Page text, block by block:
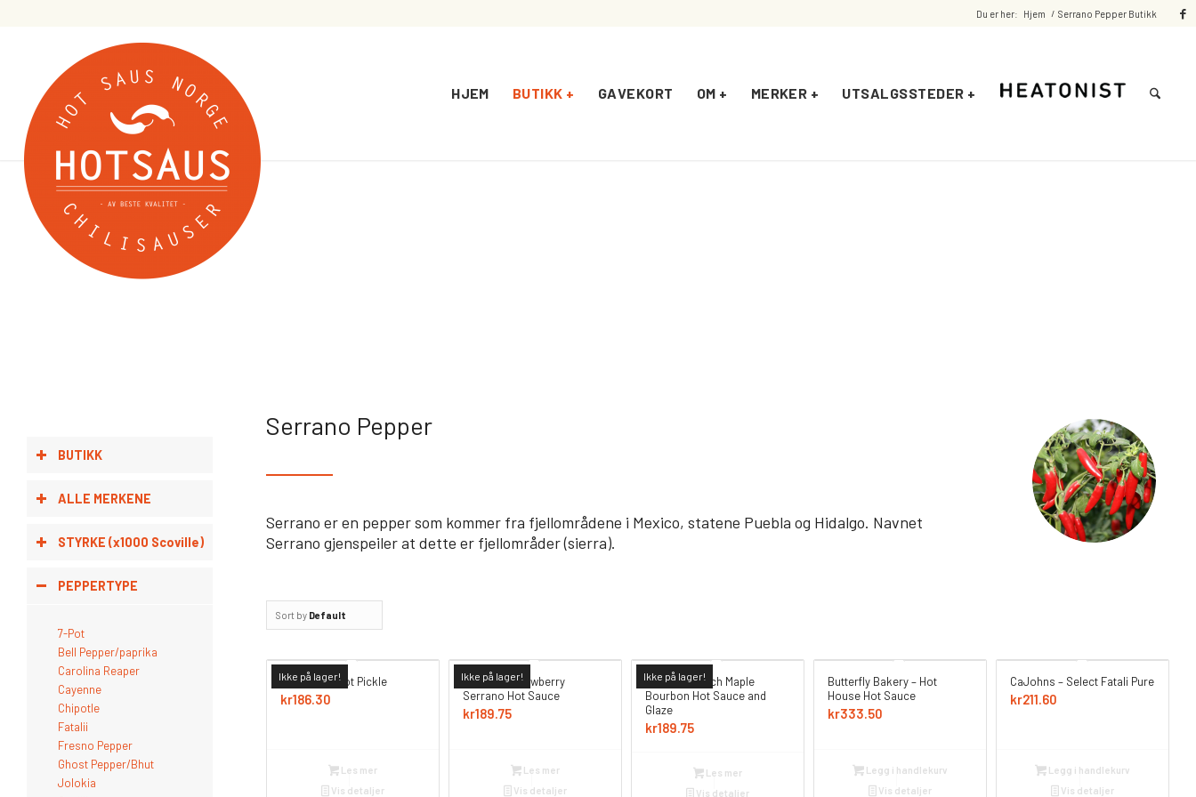
Du er her: Hjem / Serrano Pepper Butikk
HJEM BUTIKK + GAVEKORT OM + MERKER + UTSALGSSTEDER +
BUTIKK
ALLE MERKENE
STYRKE (x1000 Scoville)
PEPPERTYPE
7-Pot
Bell Pepper/paprika
Carolina Reaper
Cayenne
Chipotle
Fatalii
Fresno Pepper
Ghost Pepper/Bhut
Jolokia
Serrano Pepper
Serrano er en pepper som kommer fra fjellområdene i Mexico, statene Puebla og Hidalgo. Navnet
Serrano gjenspeiler at dette er fjellområder (sierra).
Sort by Default
Ikke på lager!
CaJohns – Hot Pickle
kr186.30
Les mer
Vis detaljer
Ikke på lager!
Fat Cat – Strawberry
Serrano Hot Sauce
kr189.75
Les mer
Vis detaljer
Ikke på lager!
Fat Cat – Peach Maple
Bourbon Hot Sauce and
Glaze
kr189.75
Les mer
Vis detaljer
Butterfly Bakery – Hot
House Hot Sauce
kr333.50
Legg i handlekurv
Vis detaljer
CaJohns – Select Fatali Pure
kr211.60
Legg i handlekurv
Vis detaljer